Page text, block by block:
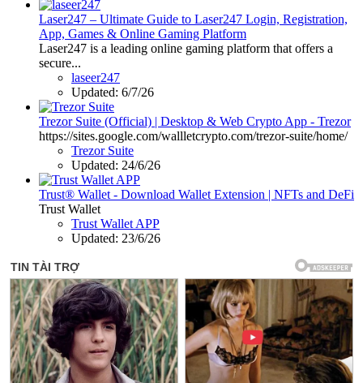
Laser247 – Ultimate Guide to Laser247 Login, Registration,
App, Games & Online Gaming Platform
Laser247 is a leading online gaming platform that offers a
secure...
laseer247
Updated: 6/7/26
Trezor Suite (Official) | Desktop & Web Crypto App - Trezor
https://sites.google.com/wallletcrypto.com/trezor-suite/home/
Trezor Suite
Updated: 24/6/26
Trust® Wallet - Download Wallet Extension | NFTs and DeFi
Trust Wallet
Trust Wallet APP
Updated: 23/6/26